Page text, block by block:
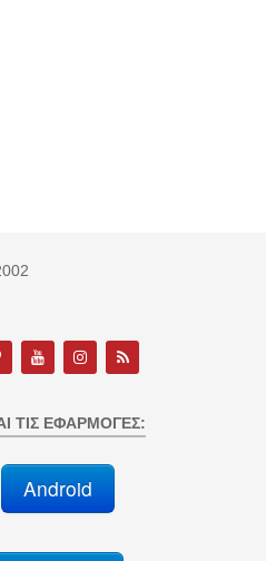
ΤΙΣ ΕΦΑΡΜΟΓΈΣ:
Android